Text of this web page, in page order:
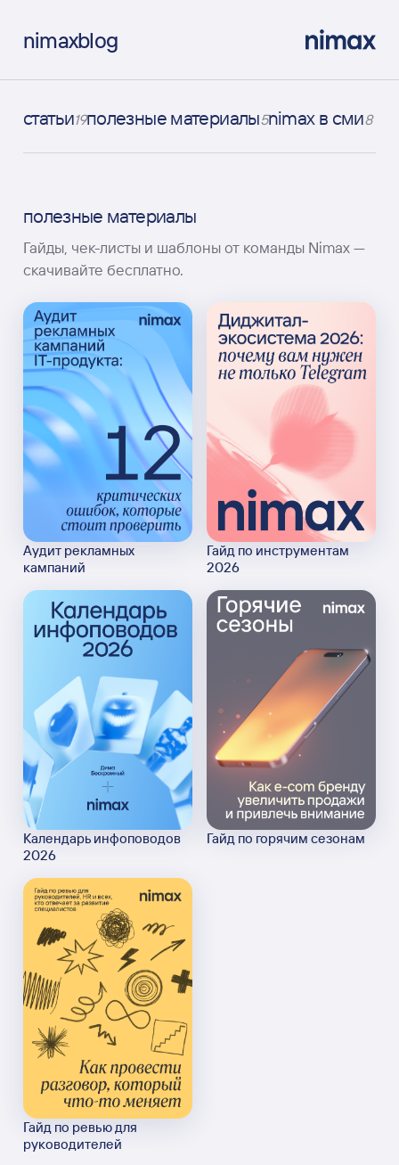
nimaxblog
статьи19полезные материалы5nimax в сми8
полезные материалы
Гайды, чек-листы и шаблоны от команды Nimax —
скачивайте бесплатно.
Аудит рекламных
кампаний
Гайд по инструментам
2026
Календарь инфоповодов
2026
Гайд по горячим сезонам
Гайд по ревью для
руководителей